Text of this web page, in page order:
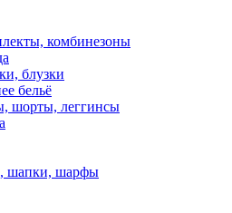
комбинезоны
блузки
бельё
шорты, леггинсы
шапки, шарфы